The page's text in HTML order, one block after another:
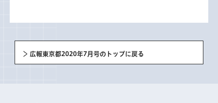
広報東京都2020年7月号のトップに戻る